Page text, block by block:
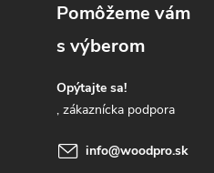
Opýtajte sa!
info@woodpro.sk